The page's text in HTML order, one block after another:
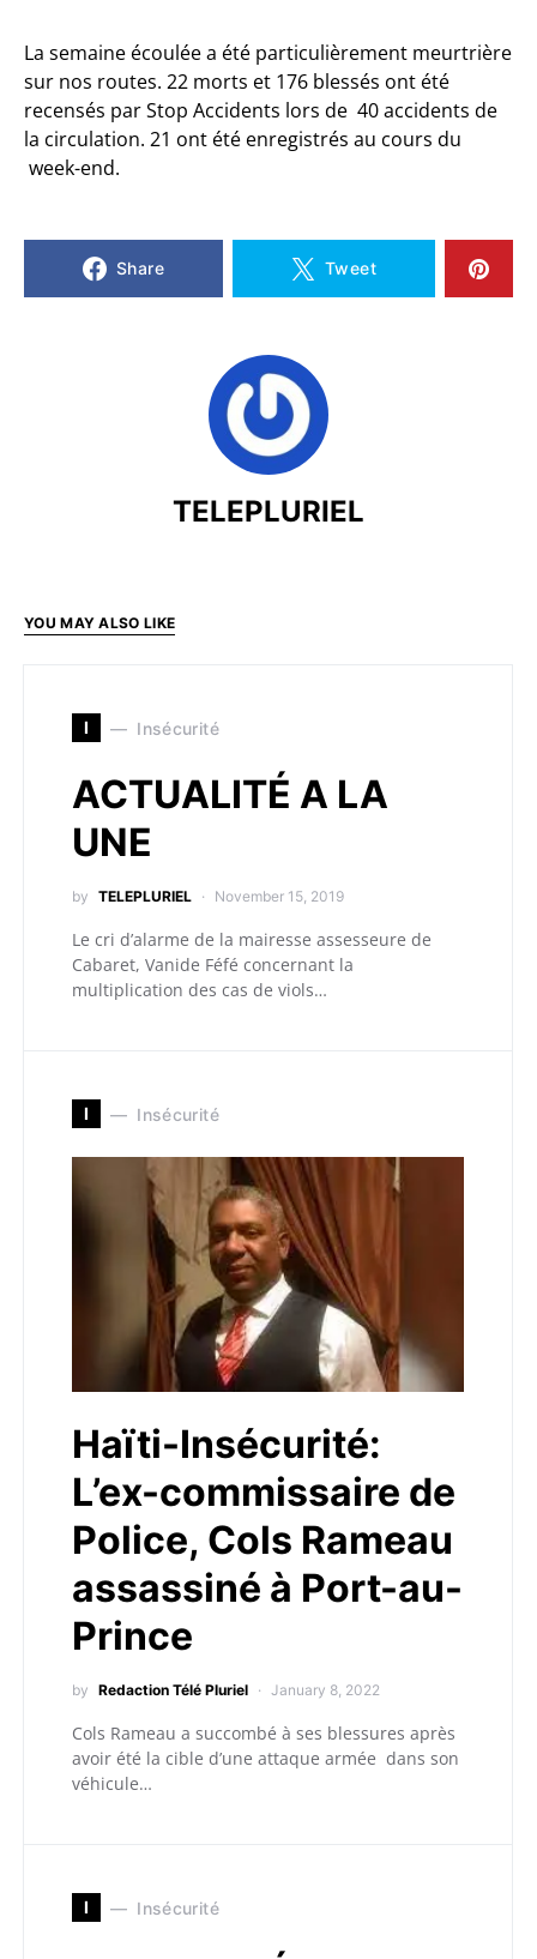
La semaine écoulée a été particulièrement meurtrière
sur nos routes. 22 morts et 176 blessés ont été
recensés par Stop Accidents lors de 40 accidents de
la circulation. 21 ont été enregistrés au cours du
week-end.
Share Tweet
TELEPLURIEL
YOU MAY ALSO LIKE
I Insécurité
ACTUALITÉ A LA
UNE
by TELEPLURIEL November 15, 2019
Le cri d’alarme de la mairesse assesseure de
Cabaret, Vanide Féfé concernant la
multiplication des cas de viols…
I Insécurité
Haïti-Insécurité:
L’ex-commissaire de
Police, Cols Rameau
assassiné à Port-au-
Prince
by Redaction Télé Pluriel January 8, 2022
Cols Rameau a succombé à ses blessures après
avoir été la cible d’une attaque armée dans son
véhicule…
I Insécurité